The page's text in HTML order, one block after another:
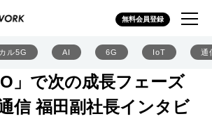
無料会員登録
ル5G AI 6G IoT 通
」で次の成長フェーズ
福田副社長インタビ